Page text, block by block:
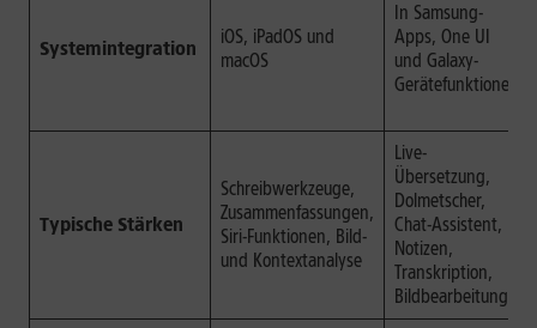
Systemintegration
iOS, iPadOS und
macOS
In Samsung-
Apps, One UI
und Galaxy-
Gerätefunktionen
Typische Stärken
Schreibwerkzeuge,
Zusammenfassungen,
Siri-Funktionen, Bild-
und Kontextanalyse
Live-
Übersetzung,
Dolmetscher,
Chat-Assistent,
Notizen,
Transkription,
Bildbearbeitung